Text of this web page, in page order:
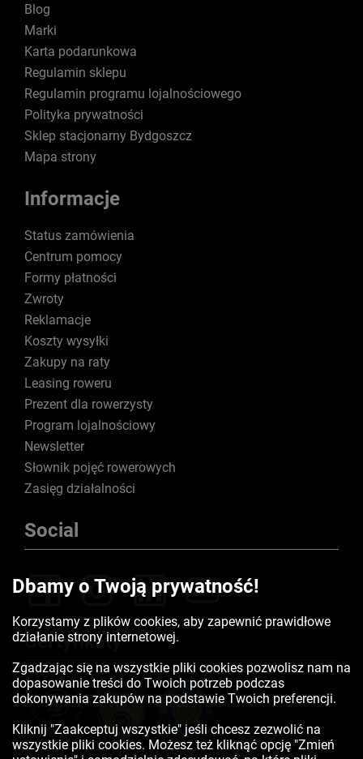
Blog
Marki
Karta podarunkowa
Regulamin sklepu
Regulamin programu lojalnościowego
Polityka prywatności
Sklep stacjonarny Bydgoszcz
Mapa strony
Informacje
Status zamówienia
Centrum pomocy
Formy płatności
Zwroty
Reklamacje
Koszty wysyłki
Zakupy na raty
Leasing roweru
Prezent dla rowerzysty
Program lojalnościowy
Newsletter
Słownik pojęć rowerowych
Zasięg działalności
Social
Certyfikaty
Dbamy o Twoją prywatność!
Korzystamy z plików cookies, aby zapewnić prawidłowe
działanie strony internetowej.
Zgadzając się na wszystkie pliki cookies pozwolisz nam na
dopasowanie treści do Twoich potrzeb podczas
dokonywania zakupów na podstawie Twoich preferencji.
Kliknij "Zaakceptuj wszystkie" jeśli chcesz zezwolić na
wszystkie pliki cookies. Możesz też kliknąć opcję "Zmień